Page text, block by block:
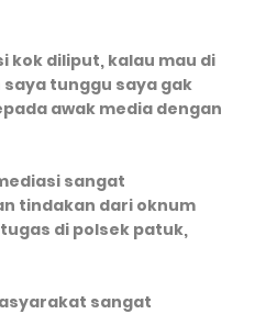
kok diliput, kalau mau di
tunggu saya gak
awak media dengan
sangat
tindakan dari oknum
di polsek patuk,
sangat